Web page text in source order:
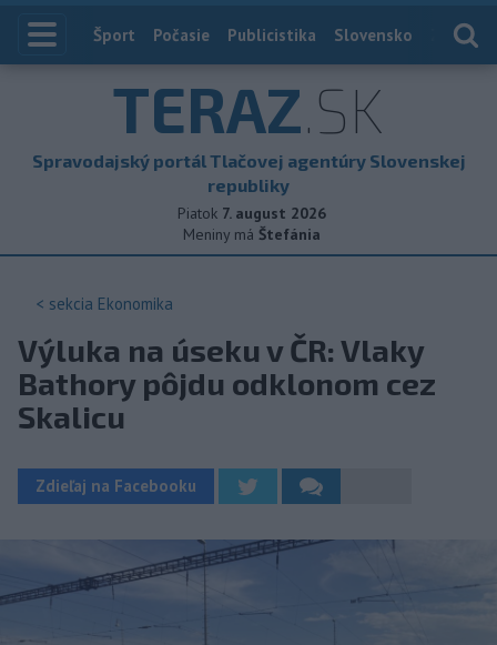
Index
Šport Počasie Publicistika Slovensko
TERAZ.SK
Spravodajský portál Tlačovej agentúry Slovenskej
republiky
Piatok 7. august 2026
Meniny má Štefánia
< sekcia Ekonomika
Výluka na úseku v ČR: Vlaky
Bathory pôjdu odklonom cez
Skalicu
Zdieľaj na Facebooku